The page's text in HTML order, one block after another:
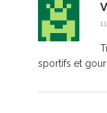
sportifs et